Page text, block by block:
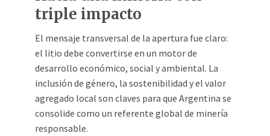
triple impacto
El mensaje transversal de la apertura fue claro:
el litio debe convertirse en un motor de
desarrollo económico, social y ambiental. La
inclusión de género, la sostenibilidad y el valor
agregado local son claves para que Argentina se
consolide como un referente global de minería
responsable.